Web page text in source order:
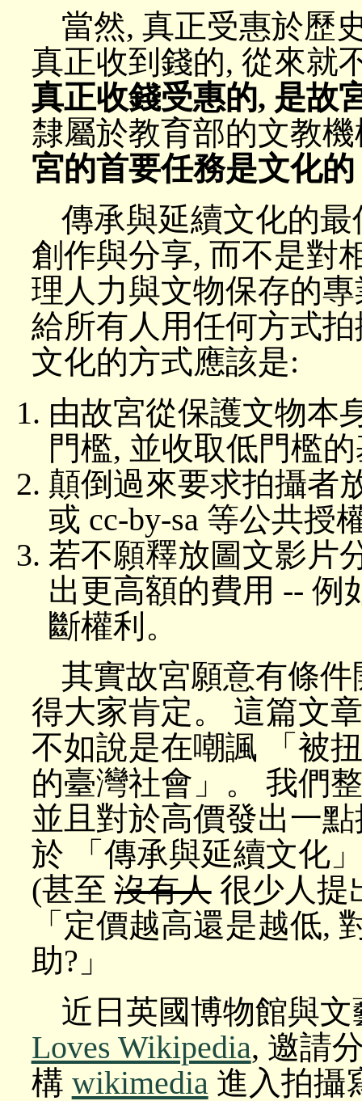
當然, 真正受惠於歷
真正收到錢的, 從來就
真正收錢受惠的, 是故
隸屬於教育部的文教
宮的首要任務是文化的
傳承與延續文化的
創作與分享, 而不是對
理人力與文物保存的
給所有人用任何方式
文化的方式應該是:
由故宮從保護文物本
門檻, 並收取低門檻
顛倒過來要求拍攝者
或 cc-by-sa 等公共授
若不願釋放圖文影片
出更高額的費用 -- 例
斷權利。
其實故宮願意有條
得大家肯定。 這篇文
不如說是在嘲諷 「被
的臺灣社會」。 我們
並且對於高價發出一
於 「傳承與延續文化
(甚至沒有人很少人提
「定價越高還是越低,
助?」
近日英國博物館與
Loves Wikipedia, 邀請
構 wikimedia 進入拍攝